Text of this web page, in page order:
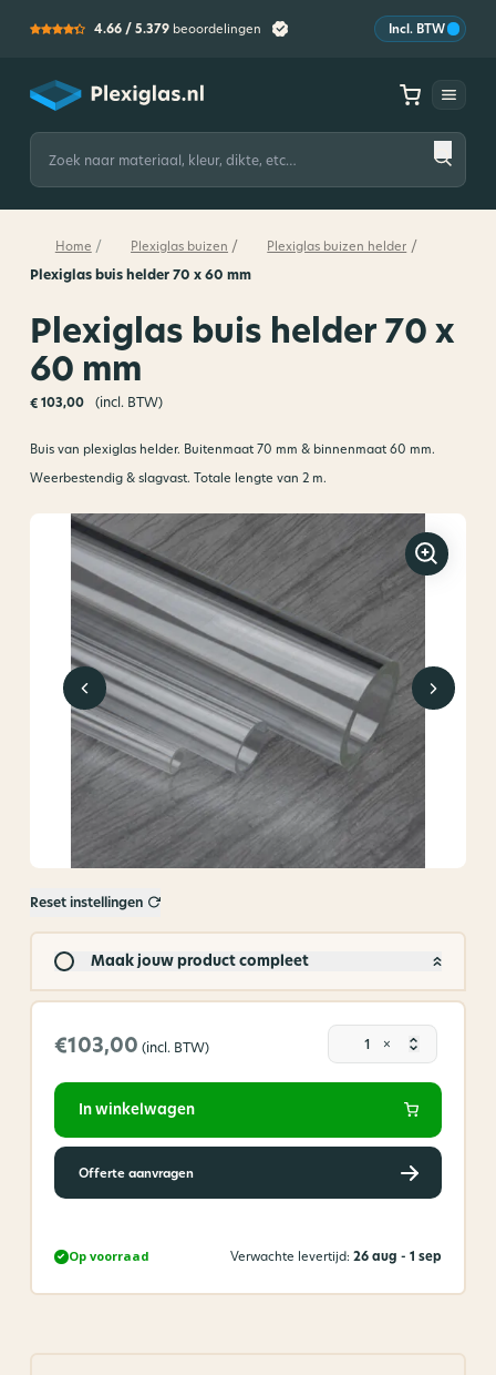
4.66 / 5.379 beoordelingen Incl. BTW
Plexiglas
Zoeken
naar:
Home / Plexiglas buizen / Plexiglas buizen helder /
Plexiglas buis helder 70 x 60 mm
Plexiglas buis helder 70 x
60 mm
€103,00 (incl. BTW)
Buis van plexiglas helder. Buitenmaat 70 mm & binnenmaat 60 mm.
Weerbestendig & slagvast. Totale lengte van 2 m.
Reset instellingen
Maak jouw product compleet
€103,00 (incl. BTW)
buis
70
60
mm
×
In winkelwagen
Offerte aanvragen
Op voorraad Verwachte levertijd:26 aug - 1 sep